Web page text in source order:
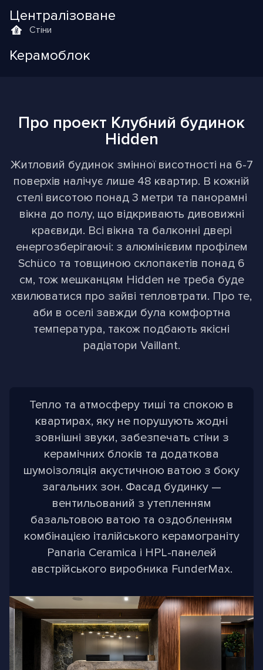
Централізоване
Стіни
Керамоблок
Про проект Клубний будинок
Hidden
Житловий будинок змінної висотності на 6-7
поверхів налічує лише 48 квартир. В кожній
стелі висотою понад 3 метри та панорамні
вікна до полу, що відкривають дивовижні
краєвиди. Всі вікна та балконні двері
енергозберігаючі: з алюмінієвим профілем
Schüco та товщиною склопакетів понад 6
см, тож мешканцям Hidden не треба буде
хвилюватися про зайві тепловтрати. Про те,
аби в оселі завжди була комфортна
температура, також подбають якісні
радіатори Vaillant.
Тепло та атмосферу тиші та спокою в
квартирах, яку не порушують жодні
зовнішні звуки, забезпечать стіни з
керамічних блоків та додаткова
шумоізоляція акустичною ватою з боку
загальних зон. Фасад будинку —
вентильований з утепленням
базальтовою ватою та оздобленням
комбінацією італійського керамограніту
Panaria Ceramica і HPL-панелей
австрійського виробника FunderMax.